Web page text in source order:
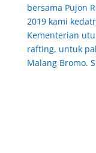
bersama Pujon
2019 kami
Kementerian
rafting, untuk
Malang Bromo.